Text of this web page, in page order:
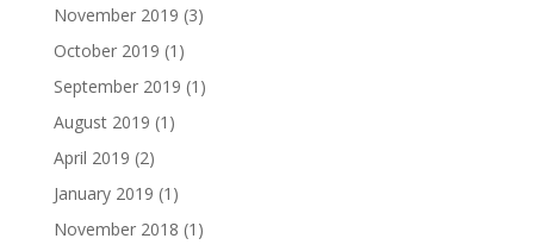
November 2019 (3)
October 2019 (1)
September 2019 (1)
August 2019 (1)
April 2019 (2)
January 2019 (1)
November 2018 (1)